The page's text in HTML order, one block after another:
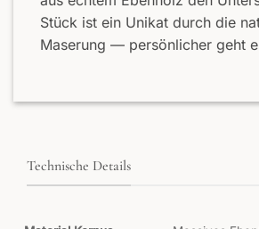
Stück ist ein Unikat durch die
Maserung — persönlicher geht
Technische Details